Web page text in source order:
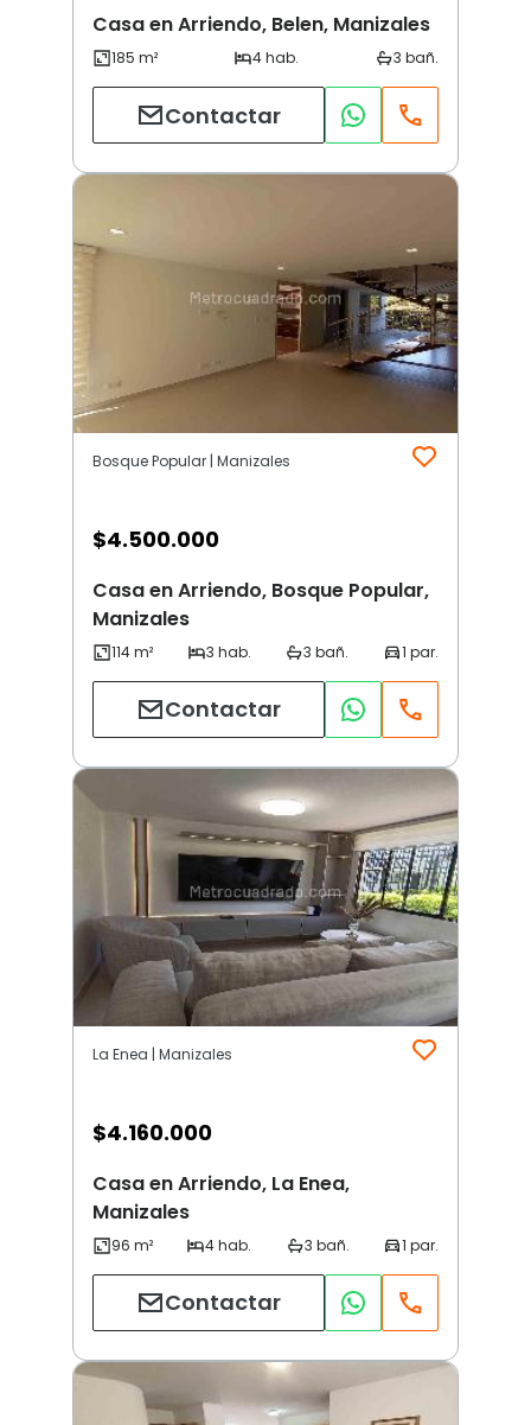
Casa en Arriendo, Belen, Manizales
Contactar
Bosque Popular | Manizales
$4.500.000
Casa en Arriendo, Bosque Popular,
Manizales
Contactar
La Enea | Manizales
$4.160.000
Casa en Arriendo, La Enea,
Manizales
Contactar